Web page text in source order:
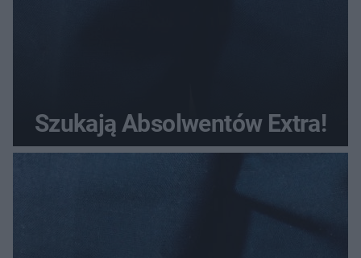
Szukają Absolwentów Extra!